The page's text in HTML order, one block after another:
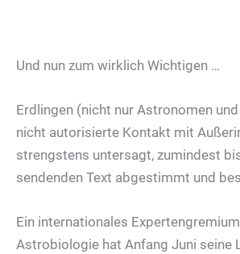
Und nun zum wirklich Wichtigen …
Erdlingen (nicht nur Astronomen
nicht autorisierte Kontakt mit
strengstens untersagt, zumindest
sendenden Text abgestimmt und
Ein internationales
Astrobiologie hat Anfang Juni seine